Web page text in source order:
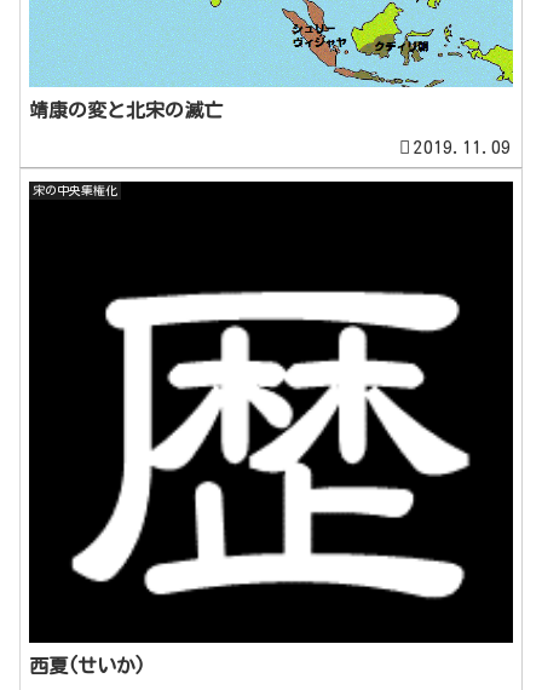
靖康の変と北宋の滅亡
2019.11.09
宋の中央集権化
西夏(せいか)